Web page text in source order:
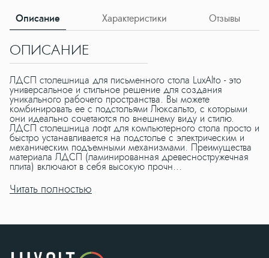
Описание Характеристики Отзывы
ОПИСАНИЕ
ЛДСП столешница для письменного стола LuxAlto - это
универсальное и стильное решение для создания
уникального рабочего пространства. Вы можете
комбинировать ее с подстольями Люксальто, с которыми
они идеально сочетаются по внешнему виду и стилю.
ЛДСП столешница лофт для компьютерного стола просто и
быстро устанавливается на подстолье с электрическим и
механическим подъемными механизмами. Преимущества
материала ЛДСП (ламинированная древесностружечная
плита) включают в себя высокую прочн...
ЛДСП столешница для письменного стола LuxAlto - это
универсальное и стильное решение для создания
уникального рабочего пространства. Вы можете
ЛДСП столешница лофт для компьютерного стола просто и
Читать полностью